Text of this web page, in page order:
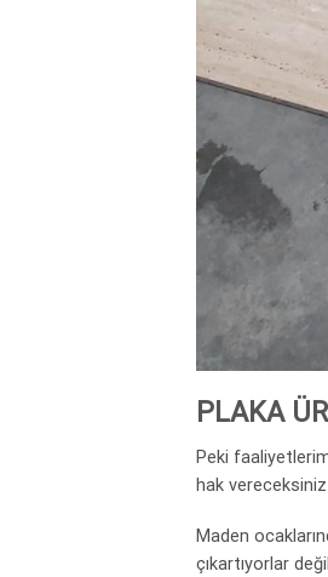
PLAKA
Peki
hak vereceksiniz.
Maden
çıkartıyorlar